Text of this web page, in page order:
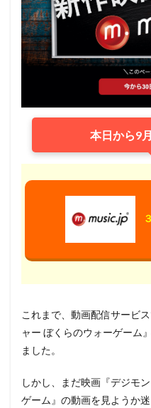
本日から9
これまで、動画配信サービ
ャー ぼくらのウォーゲーム
ました。
しかし、まだ映画『デジモ
ゲーム』の動画を見ようか